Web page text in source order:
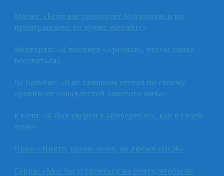
Матич: «Если вас тренирует Моуринью и вы
проигрываете, то лучше убегайте»
Мхитарян: «Я покинул «Арсенал», чтобы снова
веселиться»
Де Брюйне: «Я не слишком отстал по своему
уровню от обладателей Золотого мяча»
Клопп: «Я был уверен в «Ливерпуле», как в своей
жене»
Орье: «Никто, кроме меня, не любил «ПСЖ»
Сарри: «Мог бы устроиться на почту, чтобы не